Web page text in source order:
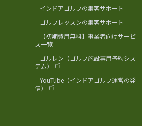
- インドアゴルフの集客サポート
- ゴルフレッスンの集客サポート
-
【初期費用無料】事業者向けサービ
ス一覧
- ゴルレン（ゴルフ施設専用予約シス
テム）
- YouTube（インドアゴルフ運営の発
信）